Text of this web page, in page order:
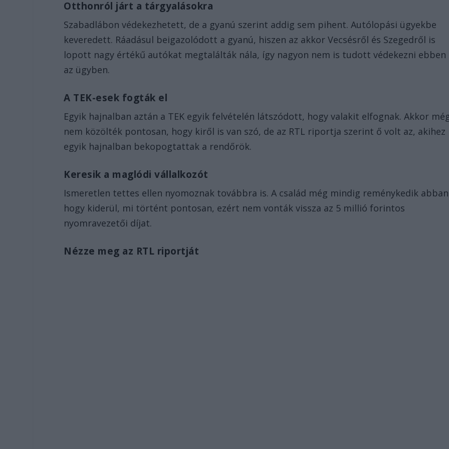
Otthonról járt a tárgyalásokra
Szabadlábon védekezhetett, de a gyanú szerint addig sem pihent. Autólopási ügyekbe
keveredett. Ráadásul beigazolódott a gyanú, hiszen az akkor Vecsésről és Szegedről is
lopott nagy értékű autókat megtalálták nála, így nagyon nem is tudott védekezni ebben
az ügyben.
A TEK-esek fogták el
Egyik hajnalban aztán a TEK egyik felvételén látszódott, hogy valakit elfognak. Akkor
nem közölték pontosan, hogy kiről is van szó, de az RTL riportja szerint ő volt az, akihez
egyik hajnalban bekopogtattak a rendőrök.
Keresik a maglódi vállalkozót
Ismeretlen tettes ellen nyomoznak továbbra is. A család még mindig reménykedik
hogy kiderül, mi történt pontosan, ezért nem vonták vissza az 5 millió forintos
nyomravezetői díjat.
Nézze meg az RTL riportját